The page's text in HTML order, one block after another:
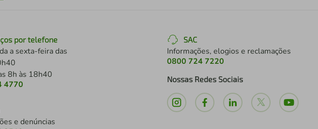
por telefone
a sexta-feira das
8h às 18h40
4770
e denúncias
SAC
Informações, elogios e reclamações
0800 724 7220
Nossas Redes Sociais